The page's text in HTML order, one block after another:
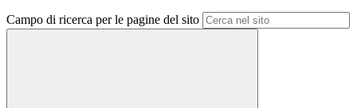
Campo di ricerca per le pagine del sito